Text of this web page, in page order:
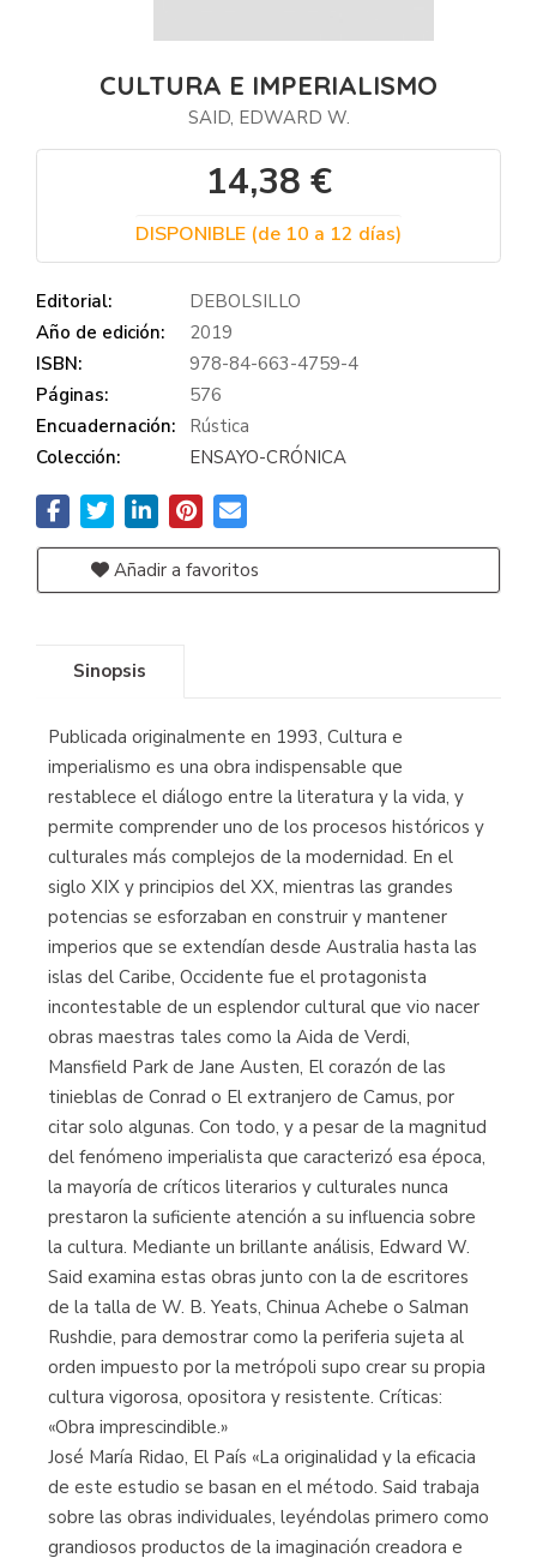
CULTURA E IMPERIALISMO
SAID, EDWARD W.
14,38 €
DISPONIBLE (de 10 a 12 días)
Editorial:
DEBOLSILLO
Año de edición:
2019
ISBN:
978-84-663-4759-4
Páginas:
576
Encuadernación:
Rústica
Colección:
ENSAYO-CRÓNICA
Añadir a favoritos
Sinopsis
Publicada originalmente en 1993, Cultura e
imperialismo es una obra indispensable que
restablece el diálogo entre la literatura y la vida, y
permite comprender uno de los procesos históricos y
culturales más complejos de la modernidad. En el
siglo XIX y principios del XX, mientras las grandes
potencias se esforzaban en construir y mantener
imperios que se extendían desde Australia hasta las
islas del Caribe, Occidente fue el protagonista
incontestable de un esplendor cultural que vio nacer
obras maestras tales como la Aida de Verdi,
Mansfield Park de Jane Austen, El corazón de las
tinieblas de Conrad o El extranjero de Camus, por
citar solo algunas. Con todo, y a pesar de la magnitud
del fenómeno imperialista que caracterizó esa época,
la mayoría de críticos literarios y culturales nunca
prestaron la suficiente atención a su influencia sobre
la cultura. Mediante un brillante análisis, Edward W.
Said examina estas obras junto con la de escritores
de la talla de W. B. Yeats, Chinua Achebe o Salman
Rushdie, para demostrar como la periferia sujeta al
orden impuesto por la metrópoli supo crear su propia
cultura vigorosa, opositora y resistente. Críticas:
«Obra imprescindible.»
José María Ridao, El País «La originalidad y la eficacia
de este estudio se basan en el método. Said trabaja
sobre las obras individuales, leyéndolas primero como
grandiosos productos de la imaginación creadora e